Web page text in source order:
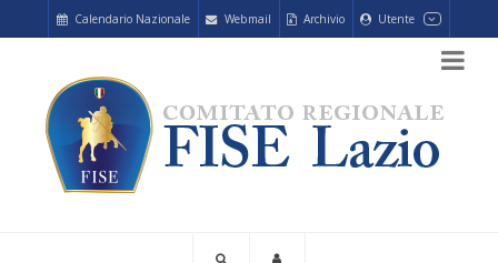
Calendario Nazionale Webmail Archivio Utente